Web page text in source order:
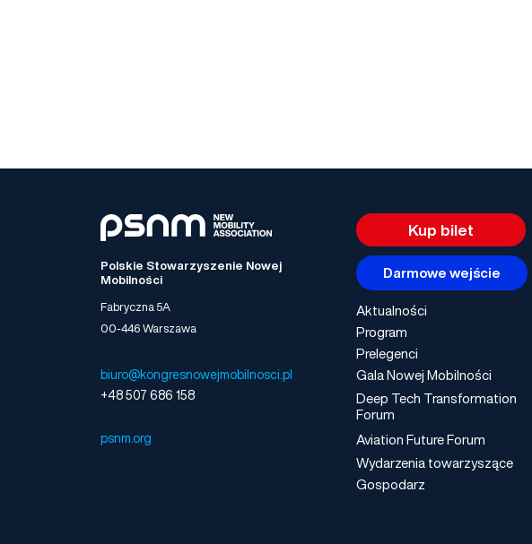
Polskie Stowarzyszenie Nowej
Mobilności
Fabryczna 5A
00-446 Warszawa
biuro@kongresnowejmobilnosci.pl
+48 507 686 158
psnm.org
Kup bilet
Darmowe wejście
Aktualności
Program
Prelegenci
Gala Nowej Mobilności
Deep Tech Transformation
Forum
Aviation Future Forum
Wydarzenia towarzyszące
Gospodarz